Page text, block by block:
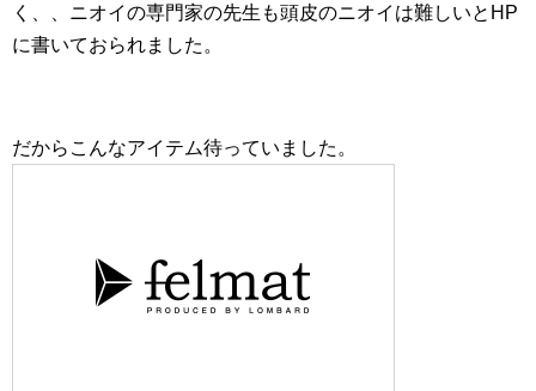
く、、ニオイの専門家の先生も頭皮のニオイは難しいとHP
に書いておられました。
だからこんなアイテム待っていました。